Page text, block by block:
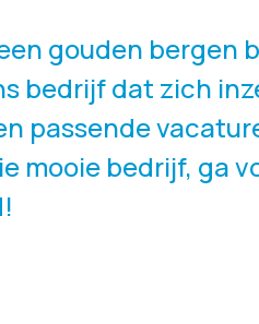
gouden bergen
bedrijf dat zich
passende
mooie bedrijf, ga